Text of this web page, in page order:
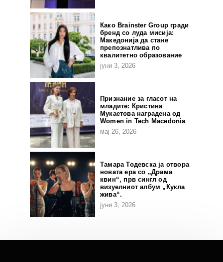
Како Brainster Group гради
бренд со луда мисија:
Македонија да стане
препознатлива по
квалитетно образование
јуни 3, 2026
Признание за гласот на
младите: Кристина
Мукаетова наградена од
Women in Tech Macedonia
мај 26, 2026
Тамара Тодевска ја отвора
новата ера со „Драма
квин“, прв сингл од
визуелниот албум „Кукла
жива“.
јуни 3, 2026